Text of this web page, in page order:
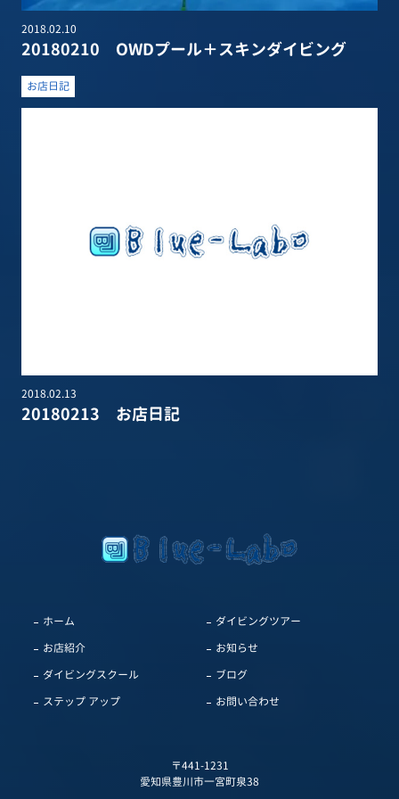
2018.02.10
20180210 OWDプール＋スキンダイビング
お店日記
2018.02.13
20180213 お店日記
ホーム
お店紹介
ダイビングスクール
ステップ アップ
ダイビングツアー
お知らせ
ブログ
お問い合わせ
〒441-1231
愛知県豊川市一宮町泉38